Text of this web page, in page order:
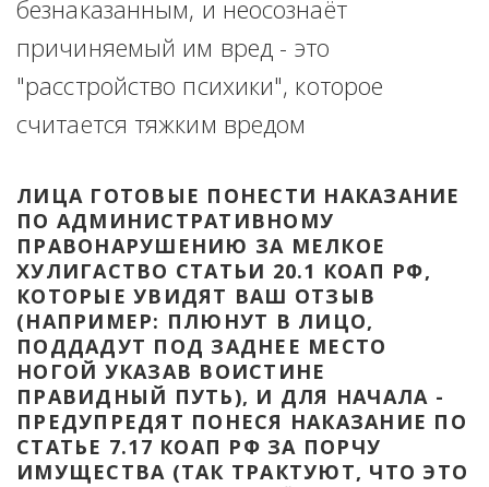
безнаказанным, и неосознаёт
причиняемый им вред - это
"расстройство психики", которое
считается тяжким вредом
ЛИЦА ГОТОВЫЕ ПОНЕСТИ НАКАЗАНИЕ
ПО АДМИНИСТРАТИВНОМУ
ПРАВОНАРУШЕНИЮ ЗА МЕЛКОЕ
ХУЛИГАСТВО СТАТЬИ 20.1 КОАП РФ,
КОТОРЫЕ УВИДЯТ ВАШ ОТЗЫВ
(НАПРИМЕР: ПЛЮНУТ В ЛИЦО,
ПОДДАДУТ ПОД ЗАДНЕЕ МЕСТО
НОГОЙ УКАЗАВ ВОИСТИНЕ
ПРАВИДНЫЙ ПУТЬ), И ДЛЯ НАЧАЛА -
ПРЕДУПРЕДЯТ ПОНЕСЯ НАКАЗАНИЕ ПО
СТАТЬЕ 7.17 КОАП РФ ЗА ПОРЧУ
ИМУЩЕСТВА (ТАК ТРАКТУЮТ, ЧТО ЭТО